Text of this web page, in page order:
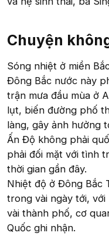
Chuyện
Sóng nhiệt ở miền
Đông Bắc nước này
trận mưa đầu mùa ở
lụt, biến đường phố
làng, gây ảnh hưởng
Ấn Độ không phải
phải đối mặt với tình
thời gian gần đây.
Nhiệt độ ở Đông Bắc
trong vài ngày tới,
vài thành phố, cơ
Quốc ghi nhận.